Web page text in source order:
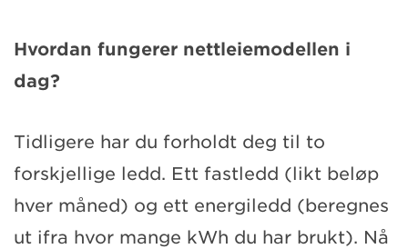
Hvordan fungerer nettleiemodellen i
dag?
Tidligere har du forholdt deg til to
forskjellige ledd. Ett fastledd (likt beløp
hver måned) og ett energiledd (beregnes
ut ifra hvor mange kWh du har brukt). Nå